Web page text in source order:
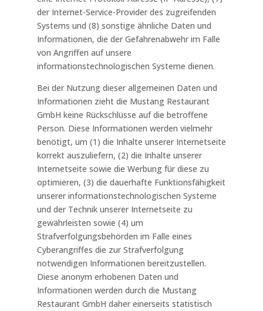
der Internet-Service-Provider des zugreifenden
Systems und (8) sonstige ähnliche Daten und
Informationen, die der Gefahrenabwehr im Falle
von Angriffen auf unsere
informationstechnologischen Systeme dienen.
Bei der Nutzung dieser allgemeinen Daten und
Informationen zieht die Mustang Restaurant
GmbH keine Rückschlüsse auf die betroffene
Person. Diese Informationen werden vielmehr
benötigt, um (1) die Inhalte unserer Internetseite
korrekt auszuliefern, (2) die Inhalte unserer
Internetseite sowie die Werbung für diese zu
optimieren, (3) die dauerhafte Funktionsfähigkeit
unserer informationstechnologischen Systeme
und der Technik unserer Internetseite zu
gewährleisten sowie (4) um
Strafverfolgungsbehörden im Falle eines
Cyberangriffes die zur Strafverfolgung
notwendigen Informationen bereitzustellen.
Diese anonym erhobenen Daten und
Informationen werden durch die Mustang
Restaurant GmbH daher einerseits statistisch